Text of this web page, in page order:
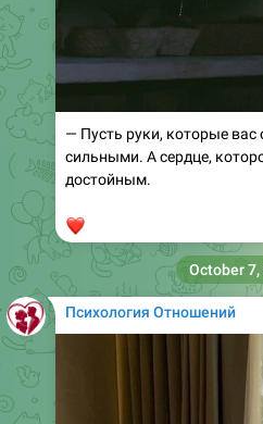
— Пусть руки, которые
сильными. А сердце,
достойным.
Психология Отношений
October